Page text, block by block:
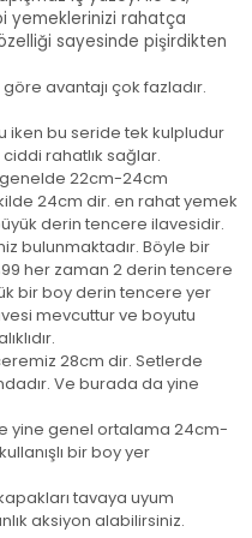
yemeklerinizi rahatça
sayesinde pişirdikten
avantajı çok fazladır.
iken bu seride tek kulpludur
rahatlık sağlar.
22cm-24cm
24cm dir. en rahat yemek
derin tencere ilavesidir.
bulunmaktadır. Böyle bir
her zaman 2 derin tencere
bir boy derin tencere yer
mevcuttur ve boyutu
28cm dir. Setlerde
Ve burada da yine
yine genel ortalama 24cm-
bir boy yer
tavaya uyum
aksiyon alabilirsiniz.